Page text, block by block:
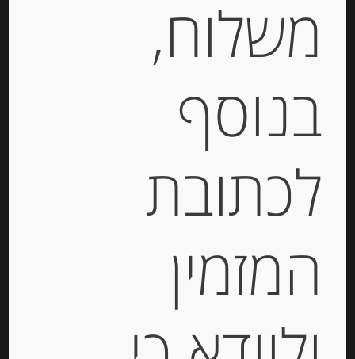
עוגיות מיני אלפחורס הוואנה בציפוי
HAVANNA
משלוח,
בנוסף
לכתובת
המזמין